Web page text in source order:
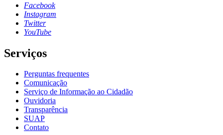
Facebook
Instagram
Twitter
YouTube
Serviços
Perguntas frequentes
Comunicação
Serviço de Informação ao Cidadão
Ouvidoria
Transparência
SUAP
Contato